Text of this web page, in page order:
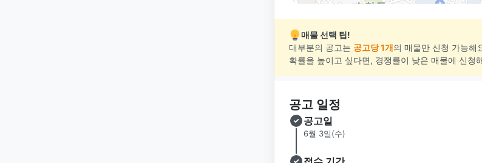
매물 선택 팁!
대부분의 공고는 공고당 1개의 매물만 신청 가능해
확률을 높이고 싶다면, 경쟁률이 낮은 매물에 신청
공고 일정
공고일
6월 3일(수)